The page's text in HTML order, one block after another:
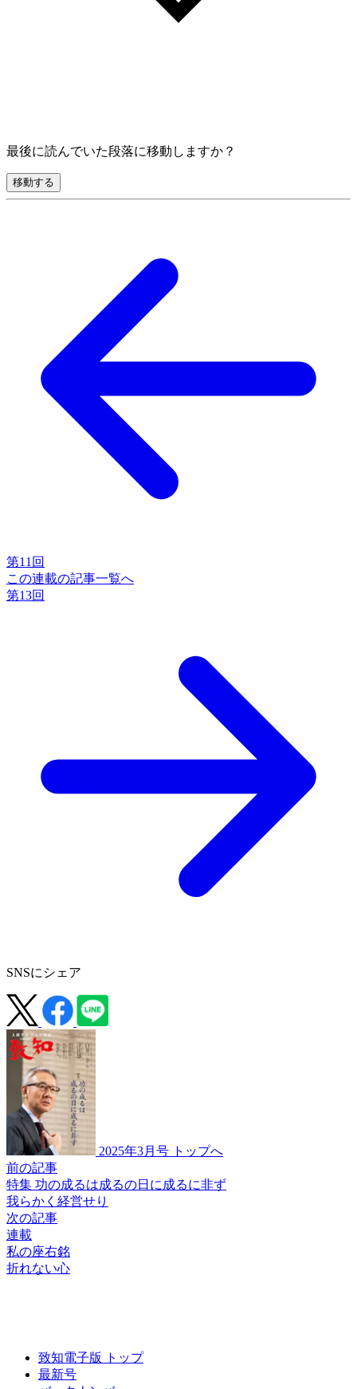
最後に読んでいた段落に移動しますか？
移動する
第11回
この連載の記事一覧へ
第13回
SNSにシェア
2025年3月号 トップへ
前の記事
特集 功の成るは成るの日に成るに非ず
我らかく 経営せり
次の記事
連載
私の座右銘
折れない心
致知電子版 トップ
最新号